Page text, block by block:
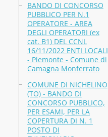
BANDO DI CONCORSO
PUBBLICO PER N.1
OPERATORE - AREA
DEGLI OPERATORI (ex
cat. B1) DEL CCNL
16/11/2022 ENTI LOCALI
- Piemonte - Comune di
Camagna Monferrato
COMUNE DI NICHELINO
(TO) - BANDO DI
CONCORSO PUBBLICO,
PER ESAMI, PER LA
COPERTURA DI N. 1
POSTO DI